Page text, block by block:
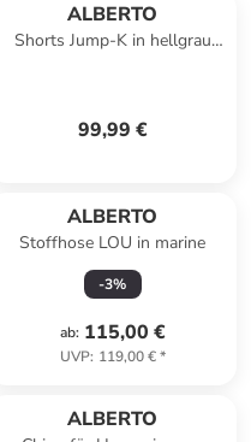
ALBERTO
Shorts Jump-K in hellgrau
99,99 €
ALBERTO
Stoffhose LOU in marine
-3%
ab: 115,00 €
UVP: 119,00 €*
ALBERTO